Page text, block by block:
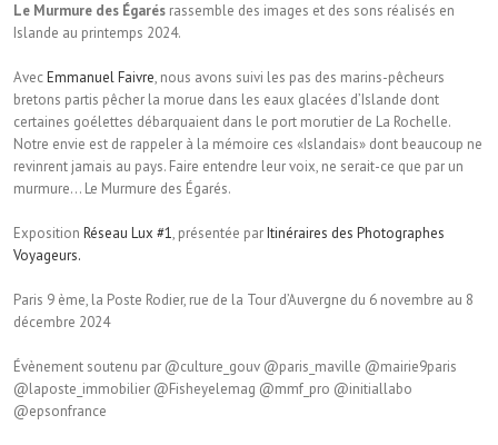
Le Murmure des Égarés rassemble des images et des sons réalisés en
Islande au printemps 2024.
AvecEmmanuel Faivre, nous avons suivi les pas des marins-pêcheurs
bretons partis pêcher la morue dans les eaux glacées d’Islande dont
certaines goélettes débarquaient dans le port morutier de La Rochelle.
Notre envie est de rappeler à la mémoire ces «Islandais» dont beaucoup ne
revinrent jamais au pays. Faire entendre leur voix, ne serait-ce que par un
murmure… Le Murmure des Égarés.
Exposition Réseau Lux #1, présentée parItinéraires des Photographes
Voyageurs.
Paris 9 ème, la Poste Rodier, rue de la Tour d’Auvergne du 6 novembre au 8
décembre 2024
Évènement soutenu par @culture_gouv @paris_maville @mairie9paris
@laposte_immobilier @Fisheyelemag @mmf_pro @initiallabo
@epsonfrance